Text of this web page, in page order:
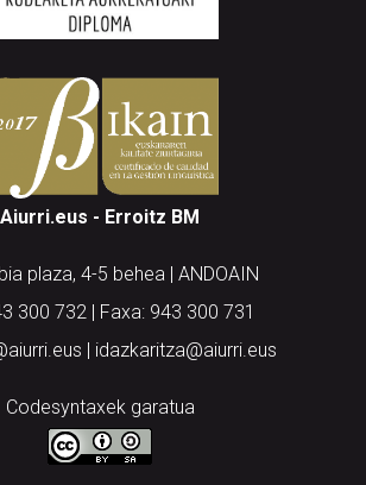
Aiurri.eus - Erroitz BM
plaza, 4-5 behea | ANDOAIN
300 732 | Faxa: 943 300 731
| idazkaritza@aiurri.eus
Codesyntaxek garatua